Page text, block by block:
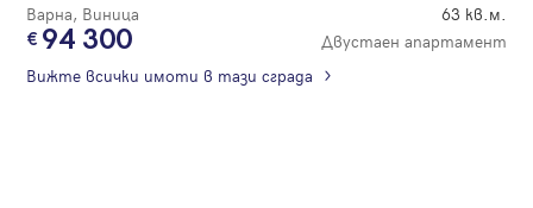
Варна, Виница 63 кв.м.
94 300
Двустаен апартамент
Вижте всички имоти в тази сграда